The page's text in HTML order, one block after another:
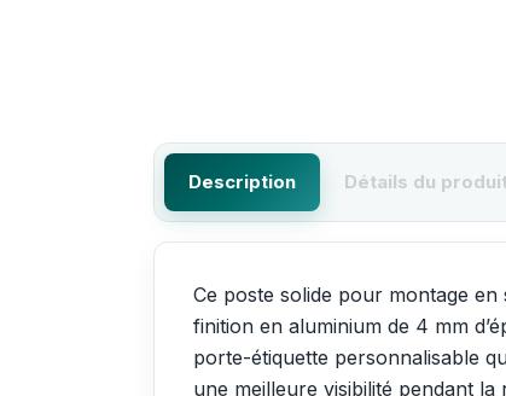
Description Détails du produit
Ce poste solide pour montage en
finition en aluminium de 4 mm
porte-étiquette personnalisable
une meilleure visibilité pendant